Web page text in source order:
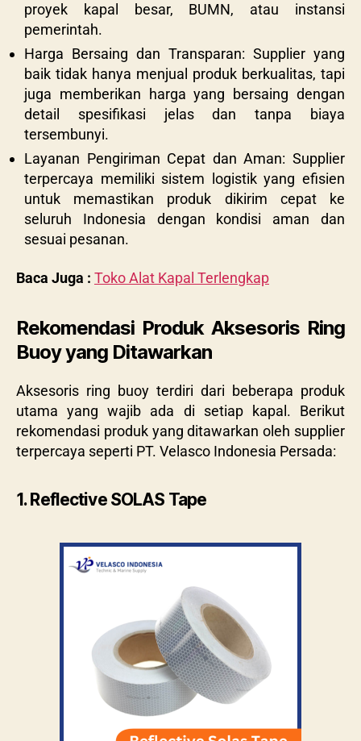
proyek kapal besar, BUMN, atau instansi
pemerintah.
Harga Bersaing dan Transparan: Supplier yang
baik tidak hanya menjual produk berkualitas, tapi
juga memberikan harga yang bersaing dengan
detail spesifikasi jelas dan tanpa biaya
tersembunyi.
Layanan Pengiriman Cepat dan Aman: Supplier
terpercaya memiliki sistem logistik yang efisien
untuk memastikan produk dikirim cepat ke
seluruh Indonesia dengan kondisi aman dan
sesuai pesanan.
Baca Juga : Toko Alat Kapal Terlengkap
Rekomendasi Produk Aksesoris Ring
Buoy yang Ditawarkan
Aksesoris ring buoy terdiri dari beberapa produk
utama yang wajib ada di setiap kapal. Berikut
rekomendasi produk yang ditawarkan oleh supplier
terpercaya seperti PT. Velasco Indonesia Persada:
1. Reflective SOLAS Tape